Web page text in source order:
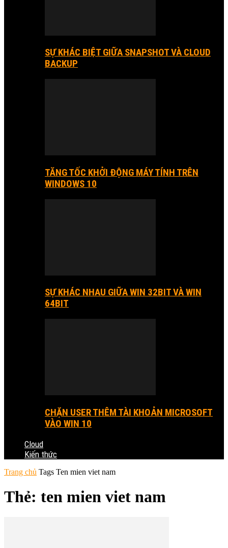
SỰ KHÁC BIỆT GIỮA SNAPSHOT VÀ CLOUD
BACKUP
TĂNG TỐC KHỞI ĐỘNG MÁY TÍNH TRÊN
WINDOWS 10
SỰ KHÁC NHAU GIỮA WIN 32BIT VÀ WIN
64BIT
CHẶN USER THÊM TÀI KHOẢN MICROSOFT
VÀO WIN 10
Cloud
Kiến thức
Trang chủ Tags Ten mien viet nam
Thẻ: ten mien viet nam